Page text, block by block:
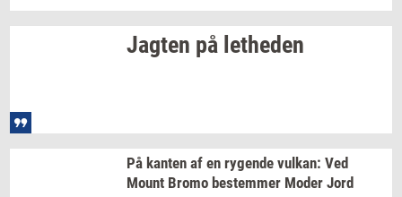
Jag­ten på let­he­den
På kan­ten af en ry­gen­de vulkan: Ved
Mount Bromo be­stem­mer Moder Jord